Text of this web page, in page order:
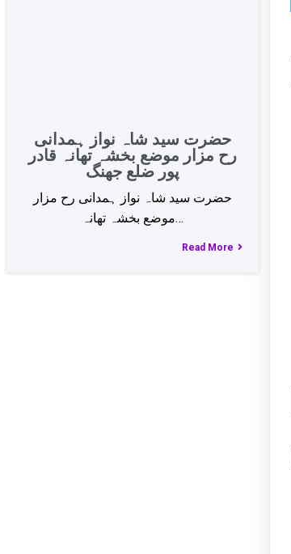
حضرت سید شاہ نواز ہمدانی
رح مزار موضع بخشہ تھانہ قادر
پور ضلع جھنگ
حضرت سید شاہ نواز ہمدانی رح مزار
موضع بخشہ تھانہ…
Read More